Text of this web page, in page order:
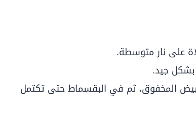
على نار متوسطة.
بشكل جيد.
المخفوق، ثم في البقسماط حتى تكتمل